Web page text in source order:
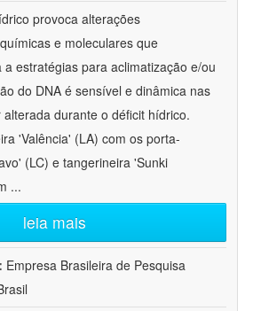
provoca alterações
e moleculares que
estratégias para aclimatização e/ou
do DNA é sensível e dinâmica nas
durante o déficit hídrico.
'Valência' (LA) com os porta-
(LC) e tangerineira 'Sunki
...
leia mais
Empresa Brasileira de Pesquisa